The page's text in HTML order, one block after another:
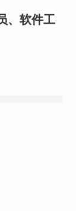
、软件工